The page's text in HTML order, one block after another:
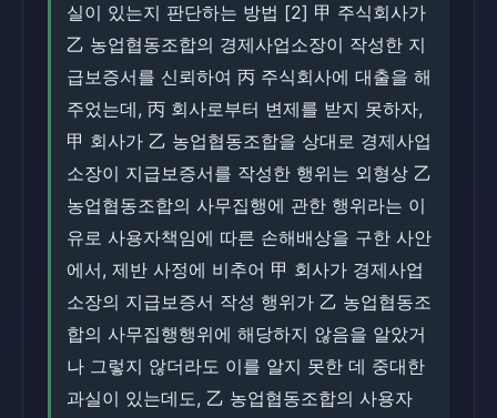
실이 있는지 판단하는 방법 [2] 甲 주식회사가
乙 농업협동조합의 경제사업소장이 작성한 지
급보증서를 신뢰하여 丙 주식회사에 대출을 해
주었는데, 丙 회사로부터 변제를 받지 못하자,
甲 회사가 乙 농업협동조합을 상대로 경제사업
소장이 지급보증서를 작성한 행위는 외형상 乙
농업협동조합의 사무집행에 관한 행위라는 이
유로 사용자책임에 따른 손해배상을 구한 사안
에서, 제반 사정에 비추어 甲 회사가 경제사업
소장의 지급보증서 작성 행위가 乙 농업협동조
합의 사무집행행위에 해당하지 않음을 알았거
나 그렇지 않더라도 이를 알지 못한 데 중대한
과실이 있는데도, 乙 농업협동조합의 사용자